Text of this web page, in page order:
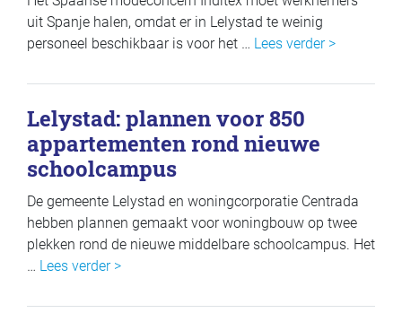
uit Spanje halen, omdat er in Lelystad te weinig
personeel beschikbaar is voor het … Lees verder >
Lelystad: plannen voor 850
appartementen rond nieuwe
schoolcampus
De gemeente Lelystad en woningcorporatie Centrada
hebben plannen gemaakt voor woningbouw op twee
plekken rond de nieuwe middelbare schoolcampus. Het
… Lees verder >